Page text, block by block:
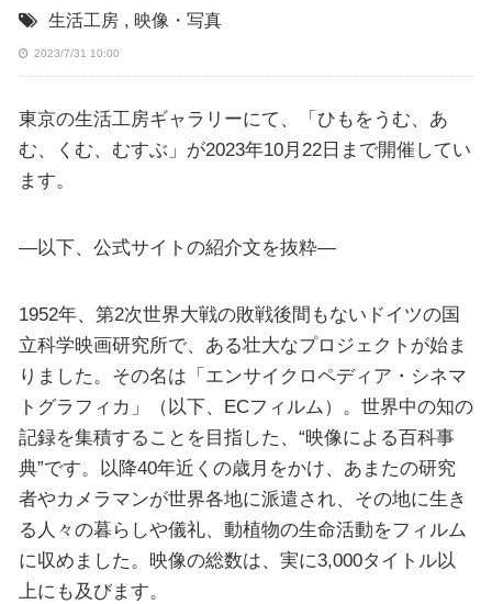
生活工房 , 映像・写真
2023/7/31 10:00
東京の生活工房ギャラリーにて、「ひもをうむ、あ
む、くむ、むすぶ」が2023年10月22日まで開催してい
ます。
—以下、公式サイトの紹介文を抜粋—
1952年、第2次世界大戦の敗戦後間もないドイツの国
立科学映画研究所で、ある壮大なプロジェクトが始ま
りました。その名は「エンサイクロペディア・シネマ
トグラフィカ」（以下、ECフィルム）。世界中の知の
記録を集積することを目指した、“映像による百科事
典”です。以降40年近くの歳月をかけ、あまたの研究
者やカメラマンが世界各地に派遣され、その地に生き
る人々の暮らしや儀礼、動植物の生命活動をフィルム
に収めました。映像の総数は、実に3,000タイトル以
上にも及びます。